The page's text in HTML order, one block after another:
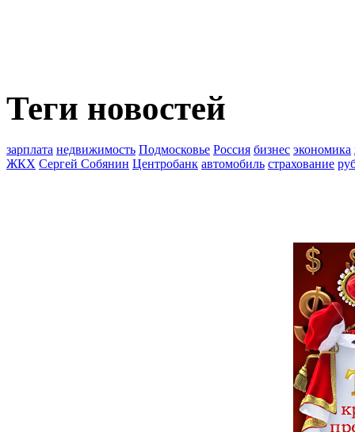
Теги новостей
зарплата недвижимость Подмосковье Россия бизнес экономика
ЖКХ Сергей Собянин Центробанк автомобиль страхование